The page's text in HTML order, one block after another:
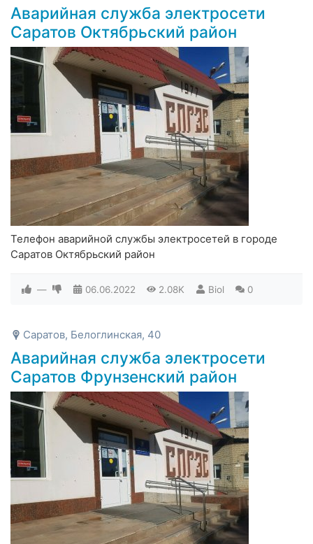
Аварийная служба электросети
Саратов Октябрьский район
Телефон аварийной службы электросетей в городе
Саратов Октябрьский район
— 06.06.2022 2.08K Biol 0
Саратов, Белоглинская, 40
Аварийная служба электросети
Саратов Фрунзенский район